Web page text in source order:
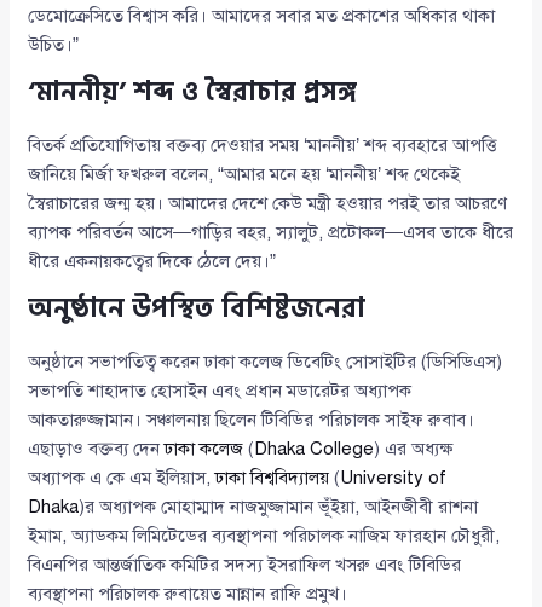
ডেমোক্রেসিতে বিশ্বাস করি। আমাদের সবার মত প্রকাশের অধিকার থাকা
উচিত।”
‘মাননীয়’ শব্দ ও স্বৈরাচার প্রসঙ্গ
বিতর্ক প্রতিযোগিতায় বক্তব্য দেওয়ার সময় ‘মাননীয়’ শব্দ ব্যবহারে আপত্তি
জানিয়ে মির্জা ফখরুল বলেন, “আমার মনে হয় ‘মাননীয়’ শব্দ থেকেই
স্বৈরাচারের জন্ম হয়। আমাদের দেশে কেউ মন্ত্রী হওয়ার পরই তার আচরণে
ব্যাপক পরিবর্তন আসে—গাড়ির বহর, স্যালুট, প্রটোকল—এসব তাকে ধীরে
ধীরে একনায়কত্বের দিকে ঠেলে দেয়।”
অনুষ্ঠানে উপস্থিত বিশিষ্টজনেরা
অনুষ্ঠানে সভাপতিত্ব করেন ঢাকা কলেজ ডিবেটিং সোসাইটির (ডিসিডিএস)
সভাপতি শাহাদাত হোসাইন এবং প্রধান মডারেটর অধ্যাপক
আকতারুজ্জামান। সঞ্চালনায় ছিলেন টিবিডির পরিচালক সাইফ রুবাব।
এছাড়াও বক্তব্য দেনঢাকা কলেজ ( Dhaka College) এর অধ্যক্ষ
অধ্যাপক এ কে এম ইলিয়াস,ঢাকা বিশ্ববিদ্যালয় (University of
Dhaka)র অধ্যাপক মোহাম্মাদ নাজমুজ্জামান ভূঁইয়া, আইনজীবী রাশনা
ইমাম, অ্যাডকম লিমিটেডের ব্যবস্থাপনা পরিচালক নাজিম ফারহান চৌধুরী,
বিএনপির আন্তর্জাতিক কমিটির সদস্য ইসরাফিল খসরু এবং টিবিডির
ব্যবস্থাপনা পরিচালক রুবায়েত মান্নান রাফি প্রমুখ।